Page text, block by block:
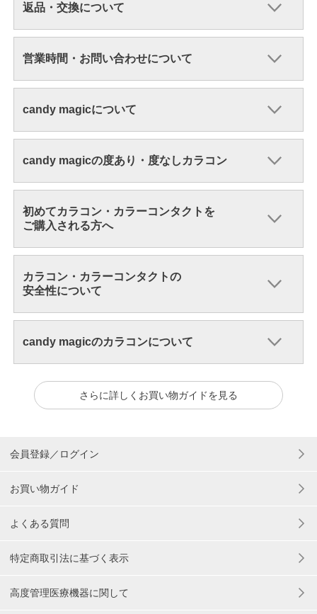
返品・交換について
営業時間・お問い合わせについて
candy magicについて
candy magicの度あり・度なしカラコン
初めてカラコン・カラーコンタクトを
ご購入される方へ
カラコン・カラーコンタクトの
安全性について
candy magicのカラコンについて
さらに詳しくお買い物ガイドを見る
会員登録／ログイン
お買い物ガイド
よくある質問
特定商取引法に基づく表示
高度管理医療機器に関して